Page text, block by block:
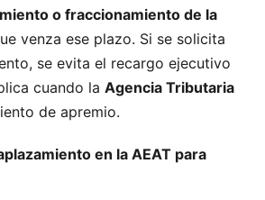
o fraccionamiento de la
venza ese plazo. Si se solicita
se evita el recargo ejecutivo
cuando la Agencia Tributaria
de apremio.
en la AEAT para